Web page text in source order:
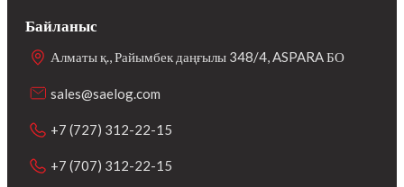
Байланыс
Алматы қ., Райымбек даңғылы 348/4, ASPARA БО
sales@saelog.com
+7 (727) 312-22-15
+7 (707) 312-22-15